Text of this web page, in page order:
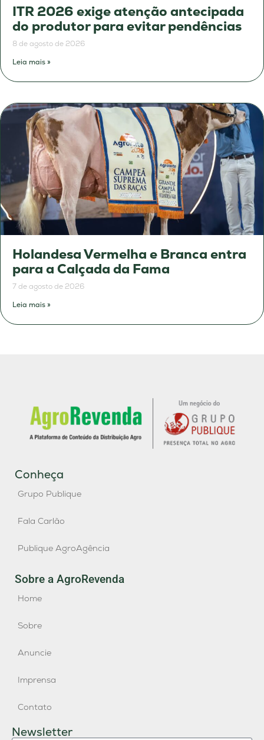
ITR 2026 exige atenção antecipada
do produtor para evitar pendências
8 de agosto de 2026
Leia mais »
Holandesa Vermelha e Branca entra
para a Calçada da Fama
7 de agosto de 2026
Leia mais »
Conheça
Grupo Publique
Fala Carlão
Publique AgroAgência
Sobre a AgroRevenda
Home
Sobre
Anuncie
Imprensa
Contato
Newsletter